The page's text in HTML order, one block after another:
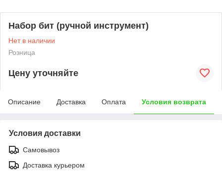
Набор бит (ручной инструмент)
Нет в наличии
Розница
Цену уточняйте
Описание Доставка Оплата Условия возврата
Условия доставки
Самовывоз
Доставка курьером